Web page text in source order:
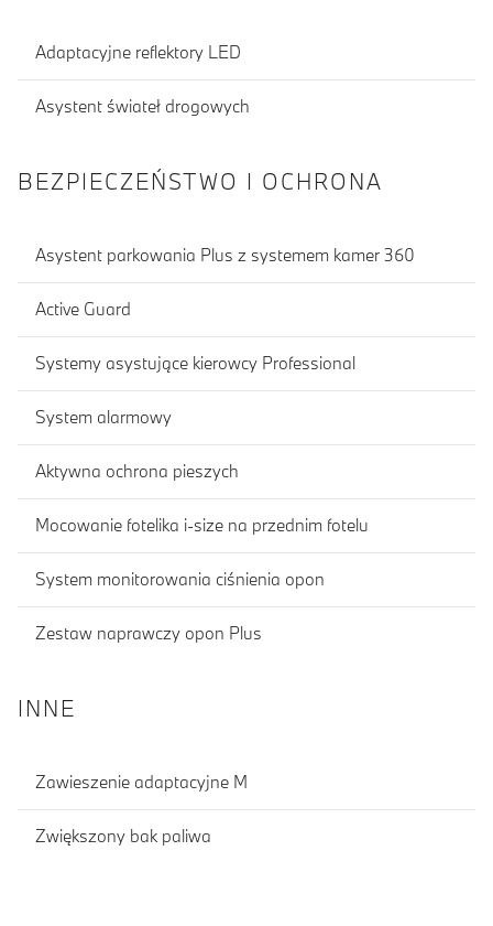
Adaptacyjne reflektory LED
Asystent świateł drogowych
BEZPIECZEŃSTWO I OCHRONA
Asystent parkowania Plus z systemem kamer 360
Active Guard
Systemy asystujące kierowcy Professional
System alarmowy
Aktywna ochrona pieszych
Mocowanie fotelika i-size na przednim fotelu
System monitorowania ciśnienia opon
Zestaw naprawczy opon Plus
INNE
Zawieszenie adaptacyjne M
Zwiększony bak paliwa